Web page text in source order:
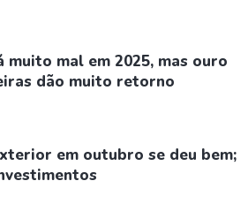
muito mal em 2025, mas ouro
dão muito retorno
em outubro se deu bem;